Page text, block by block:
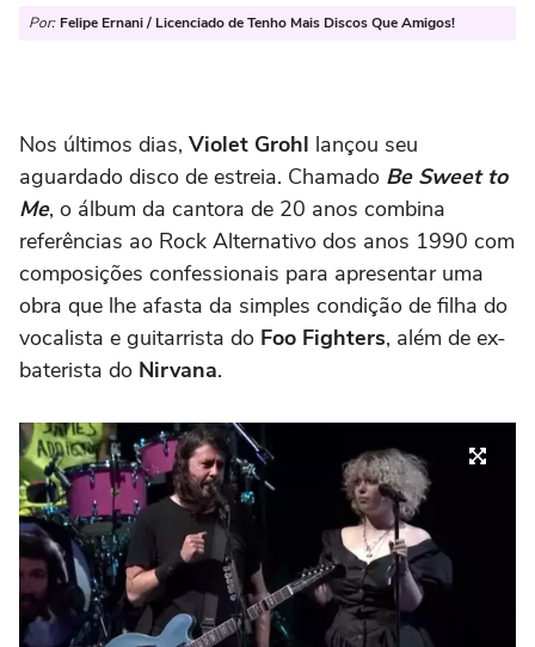
Por: Felipe Ernani / Licenciado de Tenho Mais Discos Que Amigos!
Nos últimos dias, Violet Grohl lançou seu
aguardado disco de estreia. Chamado Be Sweet to
Me, o álbum da cantora de 20 anos combina
referências ao Rock Alternativo dos anos 1990 com
composições confessionais para apresentar uma
obra que lhe afasta da simples condição de filha do
vocalista e guitarrista do Foo Fighters, além de ex-
baterista do Nirvana.